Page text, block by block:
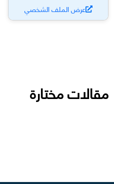
عرض الملف الشخصي
مقالات مختارة